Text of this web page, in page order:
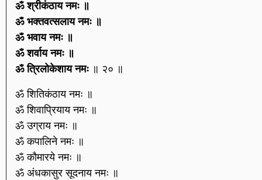
ॐ श्रीकंठाय नमः ॥
ॐ भक्तवत्सलाय नमः ॥
ॐ भवाय नमः ॥
ॐ शर्वाय नमः ॥
ॐ त्रिलोकेशाय नमः ॥ २० ॥
ॐ शितिकंठाय नमः ॥
ॐ शिवाप्रियाय नमः ॥
ॐ उग्राय नमः ॥
ॐ कपालिने नमः ॥
ॐ कौमारये नमः ॥
ॐ अंधकासुर सूदनाय नमः ॥